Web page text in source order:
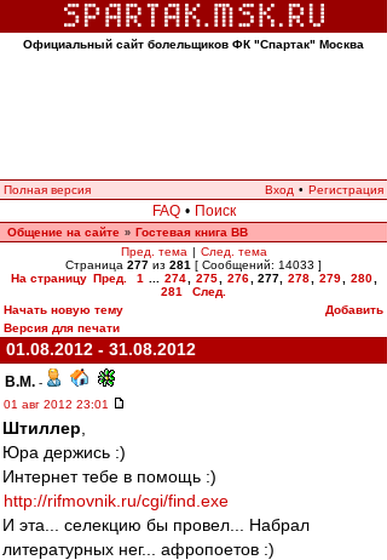
Официальный сайт болельщиков ФК "Спартак" Москва
Полная версия Вход • Регистрация
FAQ • Поиск
Общение на сайте » Гостевая книга ВВ
Пред. тема | След. тема
Страница 277 из 281 [ Сообщений: 14033 ]
На страницу Пред. 1 274 275 276 277 278 279 280
281
След.
Начать новую тему
Добавить
Версия для печати
01.08.2012 - 31.08.2012
В.М. -
01 авг 2012 23:01
Штиллер
Юра держись :)
Интернет тебе в помощь :)
http://rifmovnik.ru/cgi/find.exe
И эта... селекцию бы провел... Набрал
литературных нег... афропоетов :)